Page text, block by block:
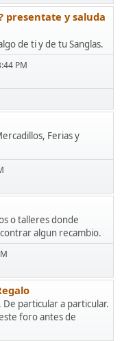
presentate y saluda
de ti y de tu Sanglas.
PM
Ferias y
o talleres donde
algun recambio.
particular a particular.
foro antes de